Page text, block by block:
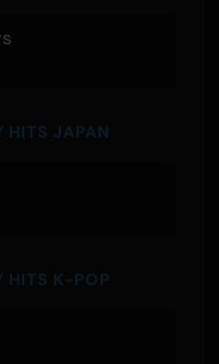
HITS JAPAN
HITS K-POP